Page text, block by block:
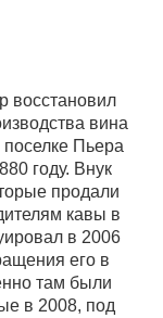
восстановил
вина
Пьера
году. Внук
продали
кавы в
в 2006
его в
там были
в 2008, под